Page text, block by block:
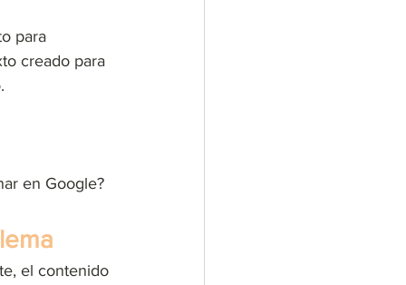
para
creado para
en Google?
el contenido